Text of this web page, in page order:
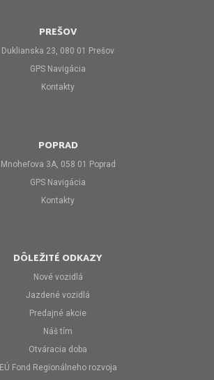
PREŠOV
Duklianska 23, 080 01 Prešov
GPS Navigácia
Kontakty
POPRAD
Mnoheľova 3A, 058 01 Poprad
GPS Navigácia
Kontakty
DÔLEŽITÉ ODKAZY
Nové vozidlá
Jazdené vozidlá
Predajné akcie
Náš tím
Otváracia doba
EÚ Fond Regionálneho rozvoja